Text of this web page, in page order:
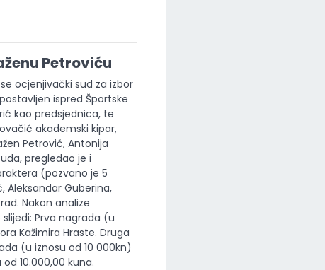
Petroviću
ocjenjivački sud za izbor
ispred Športske
kao predsjednica, te
akademski kipar,
Petrović, Antonija
pregledao je i
(pozvano je 5
Aleksandar Guberina,
Nakon analize
Prva nagrada (u
Kažimira Hraste. Druga
(u iznosu od 10 000kn)
10.000,00 kuna.